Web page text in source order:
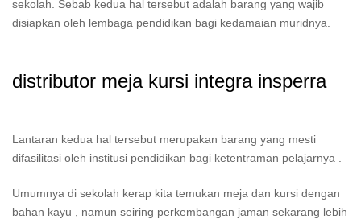
sekolah. Sebab kedua hal tersebut adalah barang yang wajib
disiapkan oleh lembaga pendidikan bagi kedamaian muridnya.
distributor meja kursi integra insperra
Lantaran kedua hal tersebut merupakan barang yang mesti
difasilitasi oleh institusi pendidikan bagi ketentraman pelajarnya .
Umumnya di sekolah kerap kita temukan meja dan kursi dengan
bahan kayu , namun seiring perkembangan jaman sekarang lebih